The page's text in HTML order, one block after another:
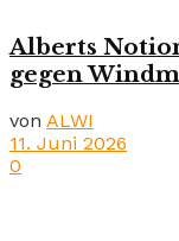
Alberts
gegen
von ALWI
11. Juni 2026
0